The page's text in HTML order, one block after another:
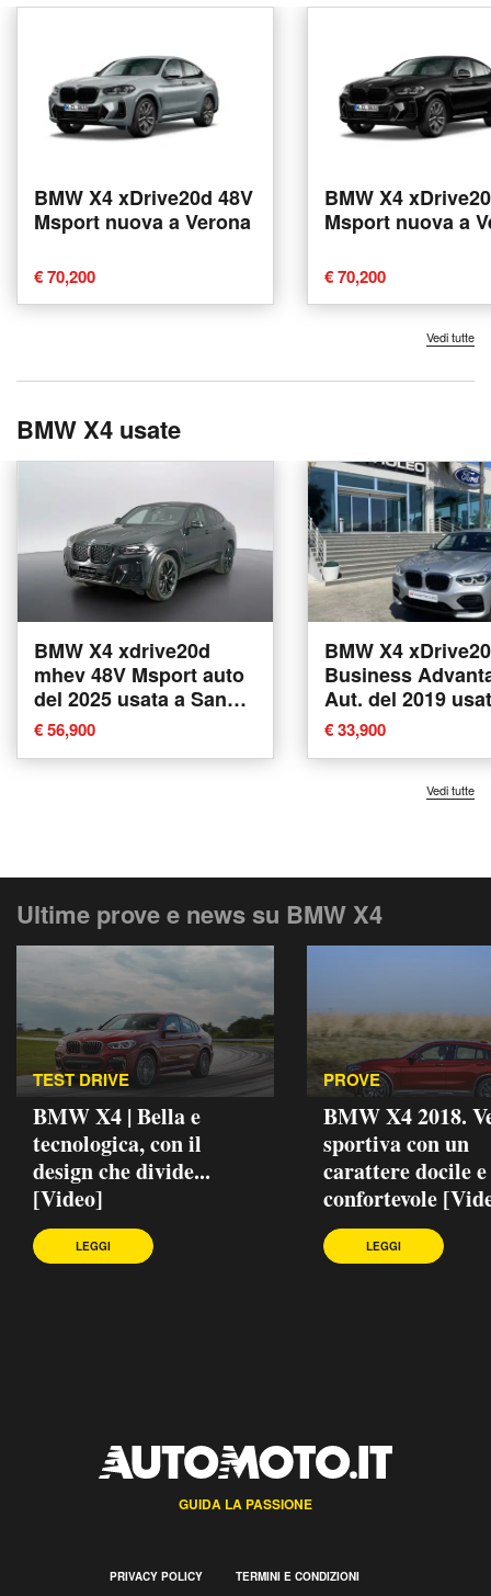
BMW X4 xDrive20d 48V
Msport nuova a Verona
€ 70,200
BMW X4
Msport nuova a
€ 70,200
Vedi tutte
BMW X4 usate
BMW X4 xdrive20d
mhev 48V Msport auto
del 2025 usata a San
Benedetto del Tronto
€ 56,900
BMW X4
Business
Aut. del 2019
Tricase
€ 33,900
Vedi tutte
Ultime prove e news su BMW X4
TEST DRIVE
BMW X4 | Bella e
tecnologica, con il
design che divide...
[Video]
LEGGI
PROVE
BMW X4 2018.
sportiva con un
carattere docile e
confortevole
LEGGI
GUIDA LA PASSIONE
PRIVACY POLICY TERMINI E CONDIZIONI